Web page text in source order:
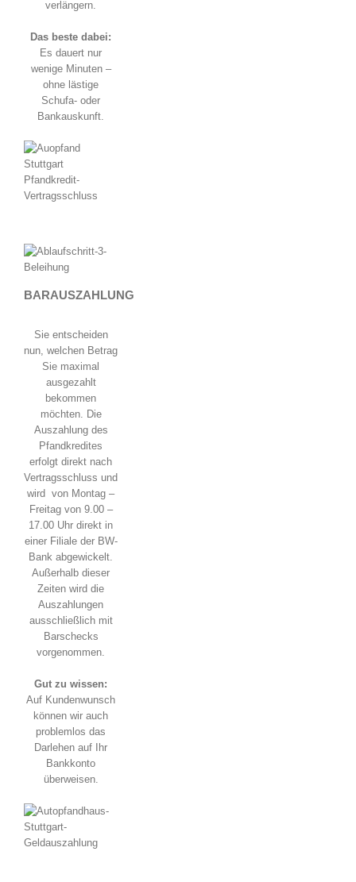
verlängern.
Das beste dabei:
Es dauert nur
wenige Minuten –
ohne lästige
Schufa- oder
Bankauskunft.
BARAUSZAHLUNG
Sie entscheiden
nun, welchen Betrag
Sie maximal
ausgezahlt
bekommen
möchten. Die
Auszahlung des
Pfandkredites
erfolgt direkt nach
Vertragsschluss und
wird von Montag –
Freitag von 9.00 –
17.00 Uhr direkt in
einer Filiale der BW-
Bank abgewickelt.
Außerhalb dieser
Zeiten wird die
Auszahlungen
ausschließlich mit
Barschecks
vorgenommen.
Gut zu wissen:
Auf Kundenwunsch
können wir auch
problemlos das
Darlehen auf Ihr
Bankkonto
überweisen.